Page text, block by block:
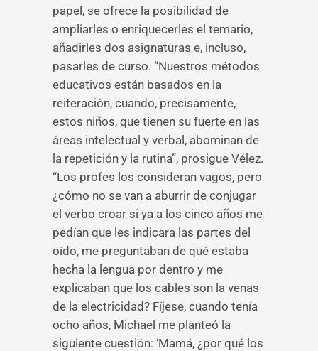
papel, se ofrece la posibilidad de
ampliarles o enriquecerles el temario,
añadirles dos asignaturas e, incluso,
pasarles de curso. “Nuestros métodos
educativos están basados en la
reiteración, cuando, precisamente,
estos niños, que tienen su fuerte en las
áreas intelectual y verbal, abominan de
la repetición y la rutina”, prosigue Vélez.
“Los profes los consideran vagos, pero
¿cómo no se van a aburrir de conjugar
el verbo croar si ya a los cinco años me
pedían que les indicara las partes del
oído, me preguntaban de qué estaba
hecha la lengua por dentro y me
explicaban que los cables son la venas
de la electricidad? Fíjese, cuando tenía
ocho años, Michael me planteó la
siguiente cuestión: ‘Mamá, ¿por qué los